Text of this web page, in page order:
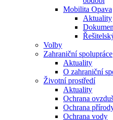
Mobilita Opava
Aktuality
Volby
Zahraniční spolupráce
Aktuality
O zahraniční
Životní prostředí
Aktuality
Ochrana
Ochrana
Ochrana vody